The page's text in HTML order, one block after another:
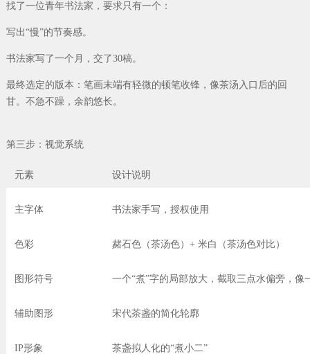
找了一位青年书法家，要求只有一个：
写出“慢”的节奏感。
书法家写了一个月，交了30稿。
最终选定的版本：笔画末端有轻微的顿笔收锋，像茶汤入口后的回
甘。不急不躁，余韵悠长。
第三步：视觉系统
元素 设计说明
主字体 书法家手写，授权使用
色彩 赭石色（茶汤色）+ 米白（茶汤色对比）
图形符号 一个“煮”字的局部放大，截取三点水偏旁，像
辅助图形 宋代茶盏的简化轮廓
IP形象 茶盏拟人化的“煮小二”